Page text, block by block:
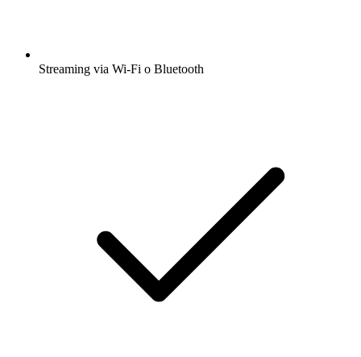
Streaming via Wi-Fi o Bluetooth